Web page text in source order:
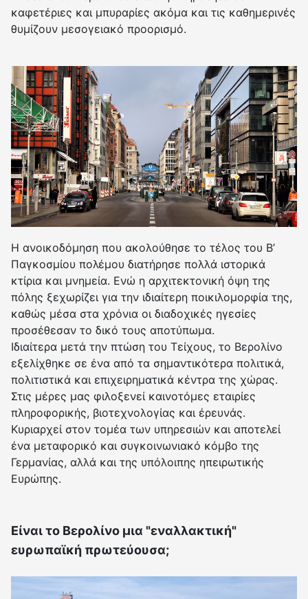
καφετέριες και μπυραρίες ακόμα και τις καθημερινές
θυμίζουν μεσογειακό προορισμό.
Η ανοικοδόμηση που ακολούθησε το τέλος του Β’
Παγκοσμίου πολέμου διατήρησε πολλά ιστορικά
κτίρια και μνημεία. Ενώ η αρχιτεκτονική όψη της
πόλης ξεχωρίζει για την ιδιαίτερη ποικιλομορφία της,
καθώς μέσα στα χρόνια οι διαδοχικές ηγεσίες
προσέθεσαν το δικό τους αποτύπωμα.
Ιδιαίτερα μετά την πτώση του Τείχους, το Βερολίνο
εξελίχθηκε σε ένα από τα σημαντικότερα πολιτικά,
πολιτιστικά και επιχειρηματικά κέντρα της χώρας.
Στις μέρες μας φιλοξενεί καινοτόμες εταιρίες
πληροφορικής, βιοτεχνολογίας και έρευνάς.
Κυριαρχεί στον τομέα των υπηρεσιών και αποτελεί
ένα μεταφορικό και συγκοινωνιακό κόμβο της
Γερμανίας, αλλά και της υπόλοιπης ηπειρωτικής
Ευρώπης.
Είναι το Βερολίνο μια "εναλλακτική"
ευρωπαϊκή πρωτεύουσα;